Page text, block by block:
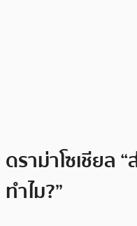
ดราม่าโซเชียล
ทำไม?”